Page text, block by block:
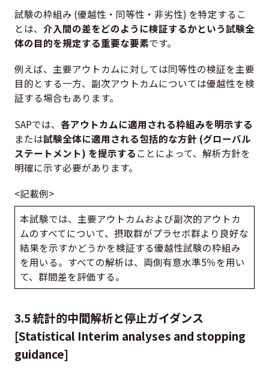
試験の枠組み (優越性・同等性・非劣性) を特定するこ
とは、 介入間の差をどのように検証するかという試験全
体の目的を規定する重要な要素です。
例えば、主要アウトカムに対しては同等性の検証を主要
目的とする一方、副次アウトカムについては優越性を検
証する場合もあります。
SAPでは、 各アウトカムに適用される枠組みを明示する
または試験全体に適用される包括的な方針 (グローバル
ステートメント) を提示することによって、解析方針を
明確に示す必要があります。
<記載例>
本試験では、主要アウトカムおよび副次的アウトカ
ムのすべてについて、摂取群がプラセボ群より良好な
結果を示すかどうかを検証する優越性試験の枠組み
を用いる。すべての解析は、両側有意水準5％を用い
て、群間差を評価する。
3.5 統計的中間解析と停止ガイダンス
[Statistical Interim analyses and stopping
guidance]